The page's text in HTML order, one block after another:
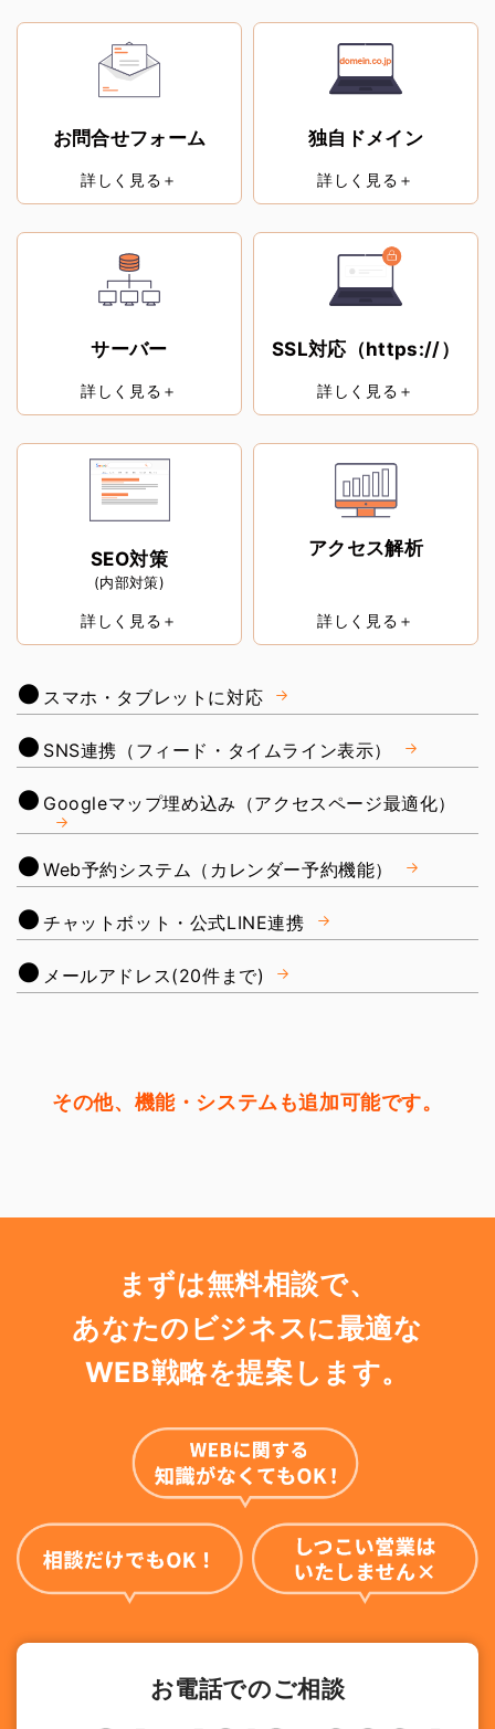
お問合せフォーム
詳しく見る＋
独自ドメイン
詳しく見る＋
サーバー
詳しく見る＋
SSL対応（https://）
詳しく見る＋
SEO対策
(内部対策)
詳しく見る＋
アクセス解析
詳しく見る＋
スマホ・タブレットに対応
SNS連携（フィード・タイムライン表示）
Googleマップ埋め込み（アクセスページ最適化）
Web予約システム（カレンダー予約機能）
チャットボット・公式LINE連携
メールアドレス(20件まで)
その他、機能・システムも追加可能です。
まずは無料相談で、
あなたのビジネスに最適な
WEB戦略を提案します。
お電話でのご相談